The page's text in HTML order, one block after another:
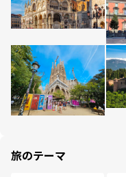
旅のテーマ